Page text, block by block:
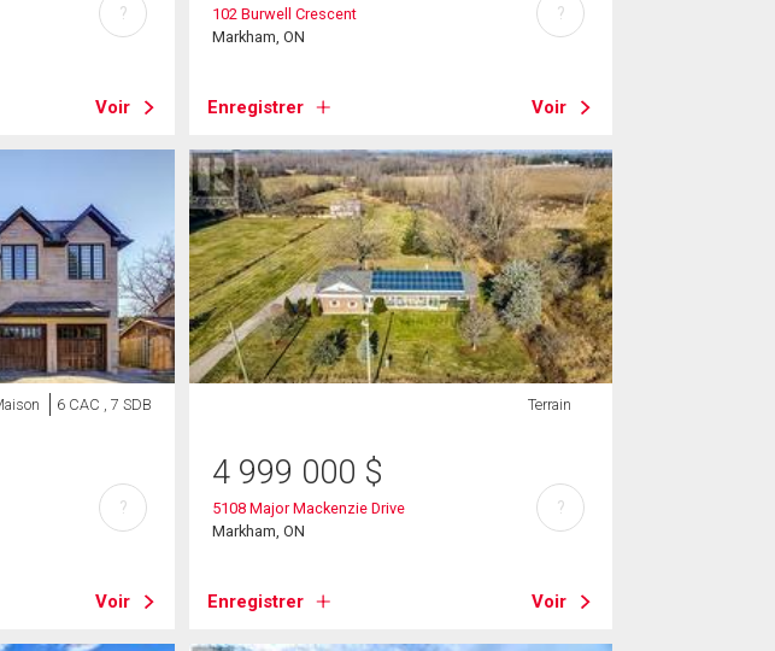
Voir
?
102 Burwell Crescent
Markham, ON
Enregistrer Voir
?
6 CAC , 7 SDB
Voir
?
Terrain
4 999 000 $
5108 Major Mackenzie Drive
Markham, ON
Enregistrer Voir
?